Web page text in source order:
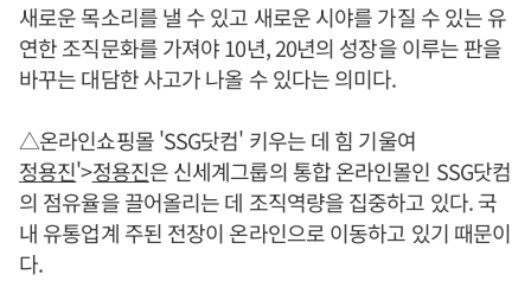
새로운 목소리를 낼 수 있고 새로운 시야를 가질 수 있는 유
연한 조직문화를 가져야 10년, 20년의 성장을 이루는 판을
바꾸는 대담한 사고가 나올 수 있다는 의미다.
△온라인쇼핑몰 'SSG닷컴' 키우는 데 힘 기울여
정용진'>정용진은 신세계그룹의 통합 온라인몰인 SSG닷컴
의 점유율을 끌어올리는 데 조직역량을 집중하고 있다. 국
내 유통업계 주된 전장이 온라인으로 이동하고 있기 때문이
다.